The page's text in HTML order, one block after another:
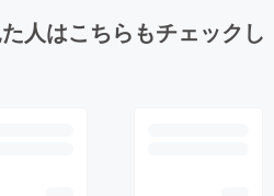
人はこちらもチェックし